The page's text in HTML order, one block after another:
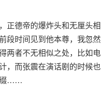
正德帝的爆炸头和无厘头相
段时间见到他本尊，我忽然
两者不无相似之处，比如电
，而张震在演话剧的时候也
缀……